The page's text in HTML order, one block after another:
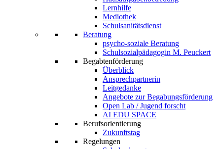
Lernhilfe
Mediothek
Schulsanitätsdienst
Beratung
psycho-soziale Beratung
Schulsozialpädagogin M. Peuckert
Begabtenförderung
Überblick
Ansprechpartnerin
Leitgedanke
Angebote zur Begabungsförderung
Open Lab / Jugend forscht
AI EDU SPACE
Berufsorientierung
Zukunftstag
Regelungen